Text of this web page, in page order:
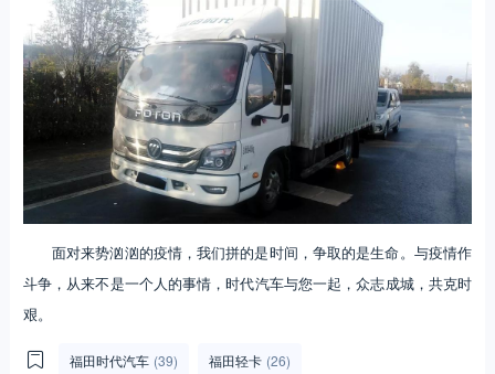
面对来势汹汹的疫情，我们拼的是时间，争取的是生命。与疫情作
斗争，从来不是一个人的事情，时代汽车与您一起，众志成城，共克时
艰。
福田时代汽车 (39) 福田轻卡 (26)